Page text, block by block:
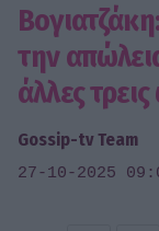
την
άλλες
Gossip-tv Team
27-10-2025